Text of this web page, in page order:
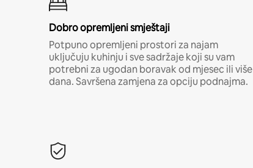
Dobro opremljeni smještaji
Potpuno opremljeni prostori za najam
uključuju kuhinju i sve sadržaje koji su vam
potrebni za ugodan boravak od mjesec ili više
dana. Savršena zamjena za opciju podnajma.